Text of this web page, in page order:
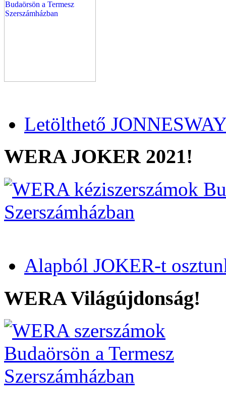
Letölthető
WERA JOKER 2021!
Alapból JOKER-t
WERA Világújdonság!